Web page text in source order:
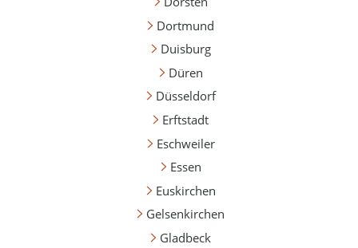
Dortmund
Duisburg
Düren
Düsseldorf
Erftstadt
Eschweiler
Essen
Euskirchen
Gelsenkirchen
Gladbeck